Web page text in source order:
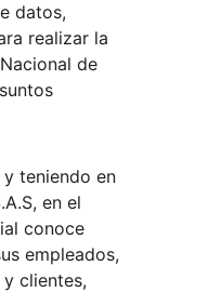
datos,
realizar la
de
teniendo en
en el
conoce
empleados,
clientes,